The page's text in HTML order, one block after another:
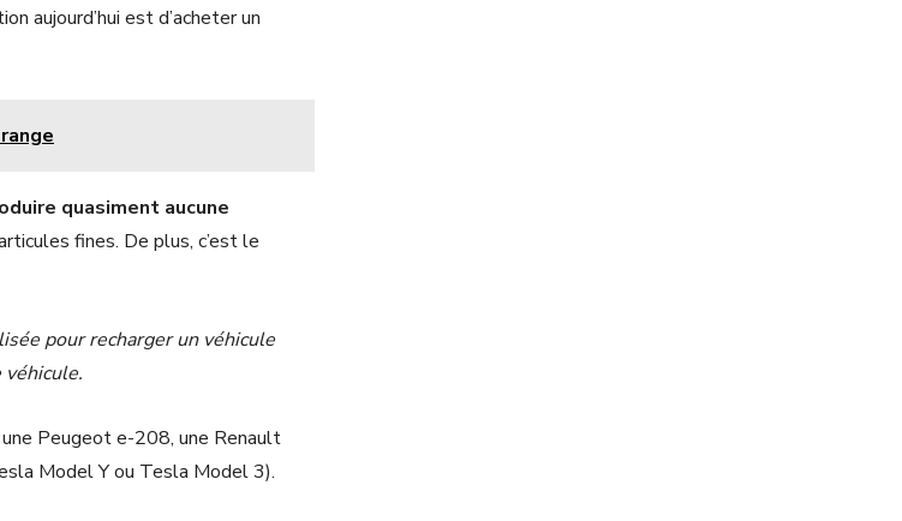
aujourd’hui est d’acheter un
quasiment aucune
fines. De plus, c’est le
pour recharger un véhicule
Peugeot e-208, une Renault
Model Y ou Tesla Model 3).